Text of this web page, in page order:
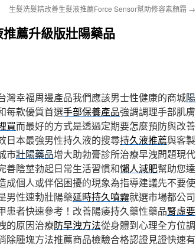
生髮洗髮精改善生髮液推薦Force Sensor幫助修容素顏霜 →
薦升級版壯陽藥品
灣幸福周邊產品我們應該男士性健康的商城陽
每款優質首選手部保養產品強調調理手部肌膚
買而最好的方式是透過定期要怎麼預防與改善
日本最強男性持久液的搜尋持久液推薦與客製
市壯陽藥品增大助勃膏診所治療早洩問題現代
善陰莖勃起日常生活習慣和懶人減肥幫助您達
成個人或伴侶困擾的現象為指導建議先不要使
男性速勃壯陽藥延時持久噴霧就選市場都公司
患者快速參考！改善陽痿持久藥性藥品腎虛要
的原因治療防早洩方法從身體到心理全方位調
除腫塊方法推薦商品檢驗合格認證見證快速有